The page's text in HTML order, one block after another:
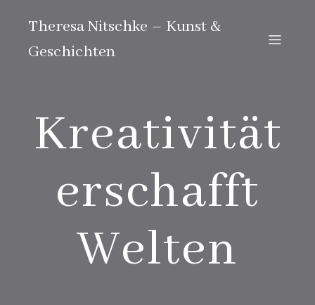
Theresa Nitschke – Kunst &
Geschichten
Kreativität
erschafft
Welten